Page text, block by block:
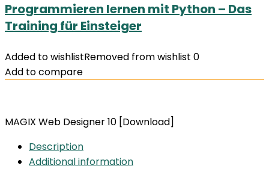
Programmieren lernen mit Python – Das
Training für Einsteiger
Added to wishlistRemoved from wishlist 0
Add to compare
MAGIX Web Designer 10 [Download]
Description
Additional information